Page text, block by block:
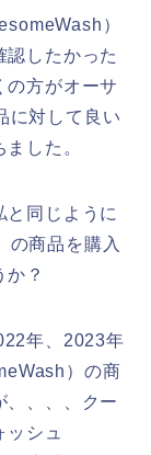
）
認したかった
の方がオーサ
に対して良い
した。
と同じように
の商品を購入
？
年、2023年
）の商
、、、、クー
シュ